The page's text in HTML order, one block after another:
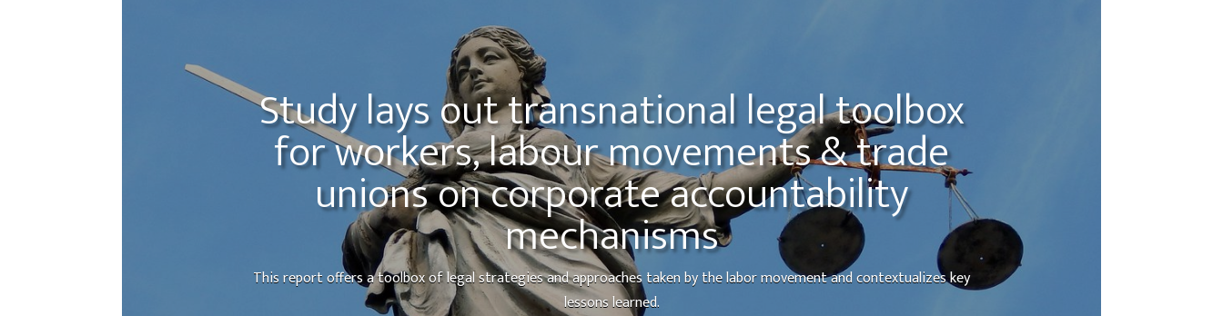
Study lays out transnational legal toolbox
for workers, labour movements & trade
unions on corporate accountability
mechanisms
This report offers a toolbox of legal strategies and approaches taken by the labor movement and contextualizes key
lessons learned.